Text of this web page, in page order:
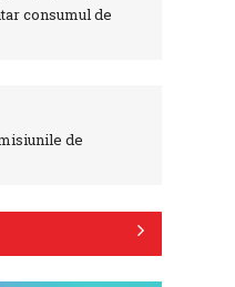
consumul de
de